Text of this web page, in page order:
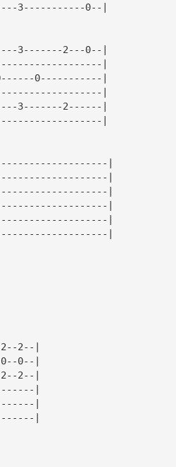
3-----------0--|
3-------2---0--|
|
0-----------|
|
3-------2------|
|
|
|
|
|
|
2--|
0--|
2--|
|
|
|